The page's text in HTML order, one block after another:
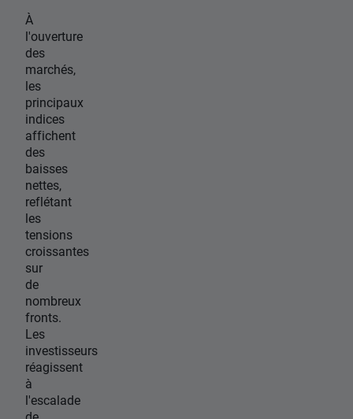
À
l'ouverture
des
marchés,
les
principaux
indices
affichent
des
baisses
nettes,
reflétant
les
tensions
croissantes
sur
de
nombreux
fronts.
Les
investisseurs
réagissent
à
l'escalade